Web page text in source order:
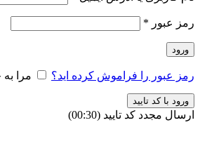
رمز عبور *
ورود
رمز عبور را فراموش کرده اید؟ مرا به
ورود با کد تایید
ارسال مجدد کد تایید (00:
30
)